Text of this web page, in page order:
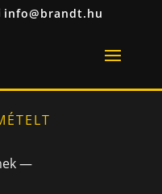
info@brandt.hu
—